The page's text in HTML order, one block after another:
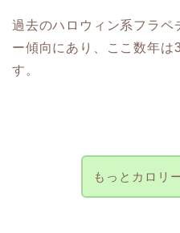
過去のハロウィン系フラペ
ー傾向にあり、ここ数年は
す。
もっとカロリ